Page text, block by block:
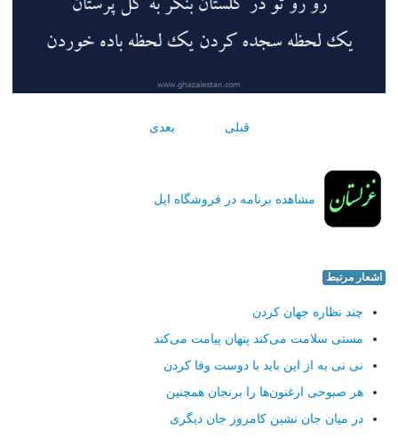
قبلی بعدی
مشاهده برنامه در فروشگاه اپل
اشعار مرتبط
چند نظاره جهان كردن
مستی سلامت می‌كند پنهان پیامت می‌كند
نی نی به از این باید با دوست وفا كردن
هر صبوحی ارغنون‌ها را برنجان همچنین
در میان جان نشین كامروز جان دیگری